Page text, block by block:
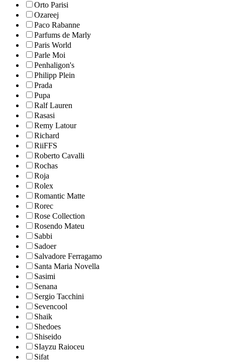
Orto Parisi
Ozareej
Paco Rabanne
Parfums de Marly
Paris World
Parle Moi
Penhaligon's
Philipp Plein
Prada
Pupa
Ralf Lauren
Rasasi
Remy Latour
Richard
RiiFFS
Roberto Cavalli
Rochas
Roja
Rolex
Romantic Matte
Rorec
Rose Collection
Rosendo Mateu
Sabbi
Sadoer
Salvadore Ferragamo
Santa Maria Novella
Sasimi
Senana
Sergio Tacchini
Sevencool
Shaik
Shedoes
Shiseido
SIayzu Raioceu
Sifat